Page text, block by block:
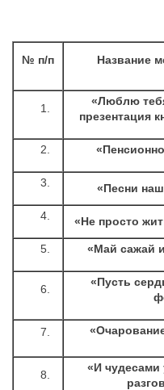
№ п/п Название
«Люблю
презентация
«Песни
«Не просто
«Май сажай
«Пусть
«И чудесами